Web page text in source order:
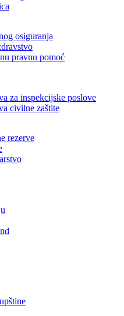
rad
lica
osiguranja
pravnu pomoć
za inspekcijske poslove
civilne zaštite
rezerve